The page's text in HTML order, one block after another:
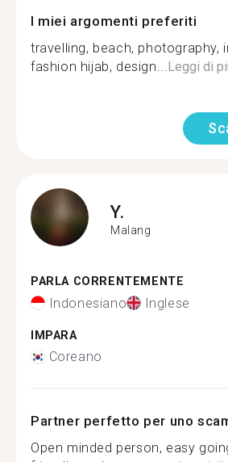
I miei argomenti preferiti
travelling, beach, photography,
fashion hijab, design...Leggi di
Y.
Malang
PARLA CORRENTEMENTE
Indonesiano Inglese
IMPARA
Coreano
Partner perfetto per uno
Open minded person, easy